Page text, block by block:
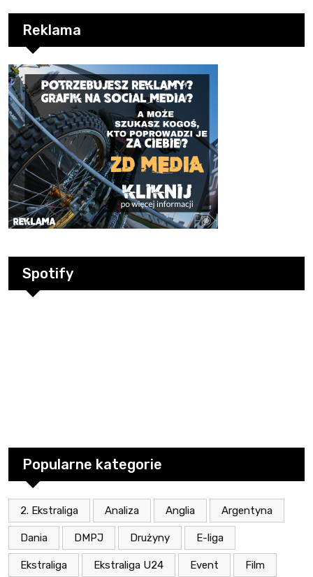
Reklama
Spotify
Popularne kategorie
2. Ekstraliga Analiza Anglia Argentyna
Dania DMPJ Drużyny E-liga
Ekstraliga Ekstraliga U24 Event Film